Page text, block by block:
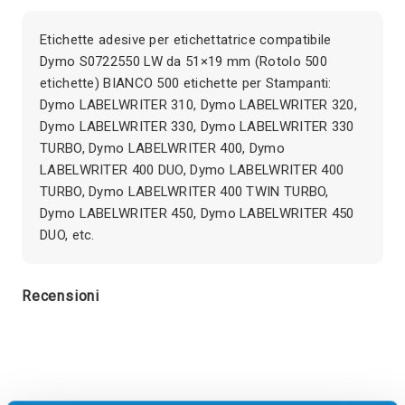
Etichette adesive per etichettatrice compatibile
Dymo S0722550 LW da 51×19 mm (Rotolo 500
etichette) BIANCO 500 etichette per Stampanti:
Dymo LABELWRITER 310, Dymo LABELWRITER 320,
Dymo LABELWRITER 330, Dymo LABELWRITER 330
TURBO, Dymo LABELWRITER 400, Dymo
LABELWRITER 400 DUO, Dymo LABELWRITER 400
TURBO, Dymo LABELWRITER 400 TWIN TURBO,
Dymo LABELWRITER 450, Dymo LABELWRITER 450
DUO, etc.
Recensioni